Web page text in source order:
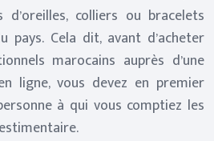
d’oreilles, colliers ou bracelets
pays. Cela dit, avant d’acheter
marocains auprès d’une
ligne, vous devez en premier
à qui vous comptiez les